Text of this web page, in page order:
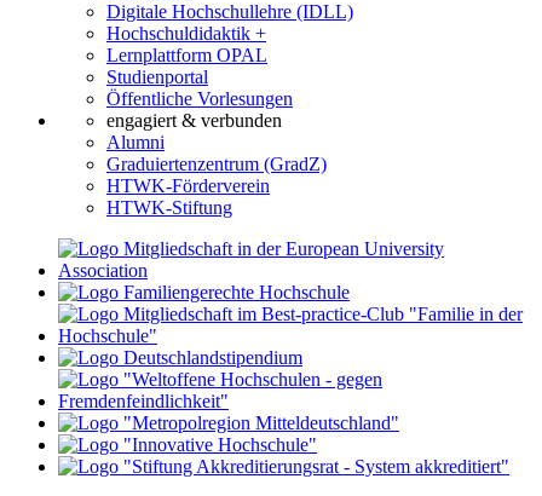
Digitale Hochschullehre (IDLL)
Hochschuldidaktik +
Lernplattform OPAL
Studienportal
Öffentliche Vorlesungen
engagiert & verbunden
Alumni
Graduiertenzentrum (GradZ)
HTWK-Förderverein
HTWK-Stiftung